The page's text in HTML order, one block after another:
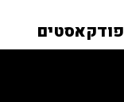
פודקאסטים